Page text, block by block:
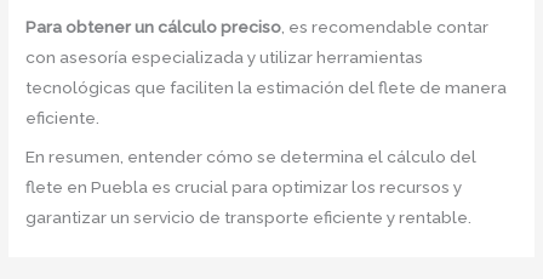
Para obtener un cálculo preciso , es recomendable contar
con asesoría especializada y utilizar herramientas
tecnológicas que faciliten la estimación del flete de manera
eficiente.
En resumen, entender cómo se determina el cálculo del
flete en Puebla es crucial para optimizar los recursos y
garantizar un servicio de transporte eficiente y rentable.